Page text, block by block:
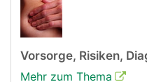
Vorsorge, Risiken,
Mehr zum Thema